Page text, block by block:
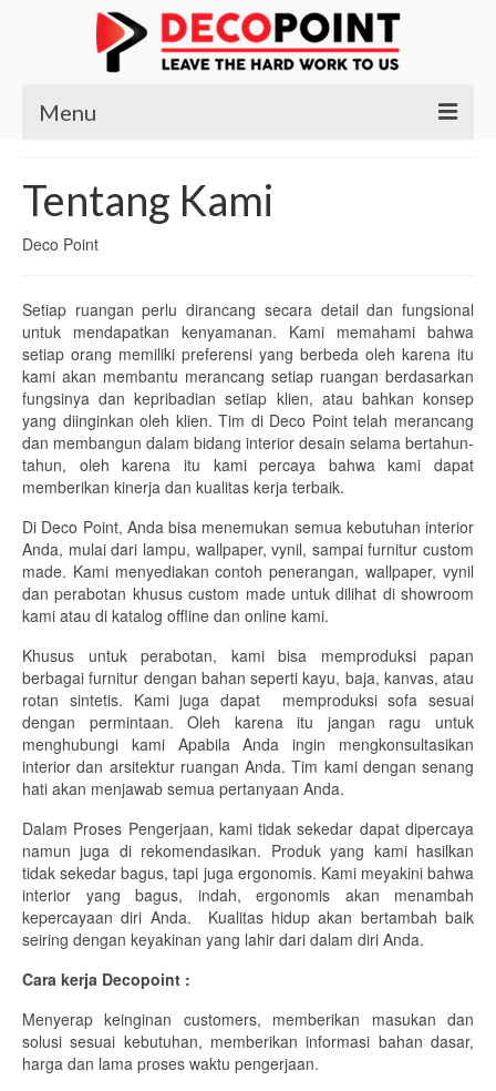
Menu
Produk
Meja
Meja Belajar
Meja Makan
Meja Nakas
Meja Rias
Meja Tamu
Meja TV
Lampu
lampu Dinding
Lampu Gantung
Lampu Sorot
Tempat Penyimpanan
Kabinet
Lemari
Rak Buku
Sofa
Tentang Kami
Deco Point
Setiap ruangan perlu dirancang secara detail dan fungsional
untuk mendapatkan kenyamanan. Kami memahami bahwa
setiap orang memiliki preferensi yang berbeda oleh karena itu
kami akan membantu merancang setiap ruangan berdasarkan
fungsinya dan kepribadian setiap klien, atau bahkan konsep
yang diinginkan oleh klien. Tim di Deco Point telah merancang
dan membangun dalam bidang interior desain selama bertahun-
tahun, oleh karena itu kami percaya bahwa kami dapat
memberikan kinerja dan kualitas kerja terbaik.
Di Deco Point, Anda bisa menemukan semua kebutuhan interior
Anda, mulai dari lampu, wallpaper, vynil, sampai furnitur custom
made. Kami menyediakan contoh penerangan, wallpaper, vynil
dan perabotan khusus custom made untuk dilihat di showroom
kami atau di katalog offline dan online kami.
Khusus untuk perabotan, kami bisa memproduksi papan
berbagai furnitur dengan bahan seperti kayu, baja, kanvas, atau
rotan sintetis. Kami juga dapat memproduksi sofa sesuai
dengan permintaan. Oleh karena itu jangan ragu untuk
menghubungi kami Apabila Anda ingin mengkonsultasikan
interior dan arsitektur ruangan Anda. Tim kami dengan senang
hati akan menjawab semua pertanyaan Anda.
Dalam Proses Pengerjaan, kami tidak sekedar dapat dipercaya
namun juga di rekomendasikan. Produk yang kami hasilkan
tidak sekedar bagus, tapi juga ergonomis. Kami meyakini bahwa
interior yang bagus, indah, ergonomis akan menambah
kepercayaan diri Anda. Kualitas hidup akan bertambah baik
seiring dengan keyakinan yang lahir dari dalam diri Anda.
Cara kerja Decopoint :
Menyerap keinginan customers, memberikan masukan dan
solusi sesuai kebutuhan, memberikan informasi bahan dasar,
harga dan lama proses waktu pengerjaan.